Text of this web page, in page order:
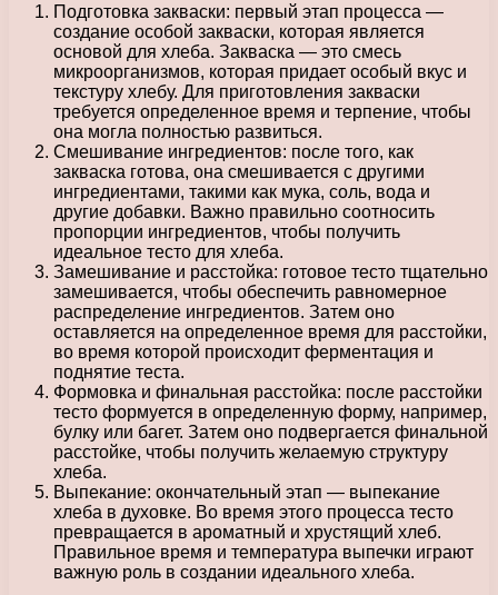
Подготовка закваски: первый этап процесса —
создание особой закваски, которая является
основой для хлеба. Закваска — это смесь
микроорганизмов, которая придает особый вкус и
текстуру хлебу. Для приготовления закваски
требуется определенное время и терпение, чтобы
она могла полностью развиться.
Смешивание ингредиентов: после того, как
закваска готова, она смешивается с другими
ингредиентами, такими как мука, соль, вода и
другие добавки. Важно правильно соотносить
пропорции ингредиентов, чтобы получить
идеальное тесто для хлеба.
Замешивание и расстойка: готовое тесто тщательно
замешивается, чтобы обеспечить равномерное
распределение ингредиентов. Затем оно
оставляется на определенное время для расстойки,
во время которой происходит ферментация и
поднятие теста.
Формовка и финальная расстойка: после расстойки
тесто формуется в определенную форму, например,
булку или багет. Затем оно подвергается финальной
расстойке, чтобы получить желаемую структуру
хлеба.
Выпекание: окончательный этап — выпекание
хлеба в духовке. Во время этого процесса тесто
превращается в ароматный и хрустящий хлеб.
Правильное время и температура выпечки играют
важную роль в создании идеального хлеба.